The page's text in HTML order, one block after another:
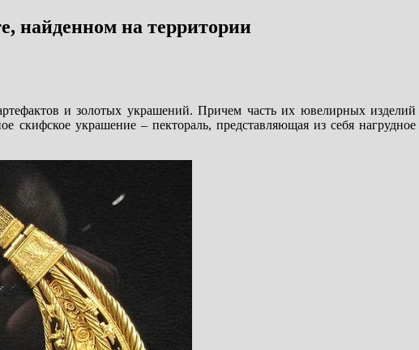
найденном на территории
и золотых украшений. Причем часть их ювелирных изделий
скифское украшение – пектораль, представляющая из себя нагрудное